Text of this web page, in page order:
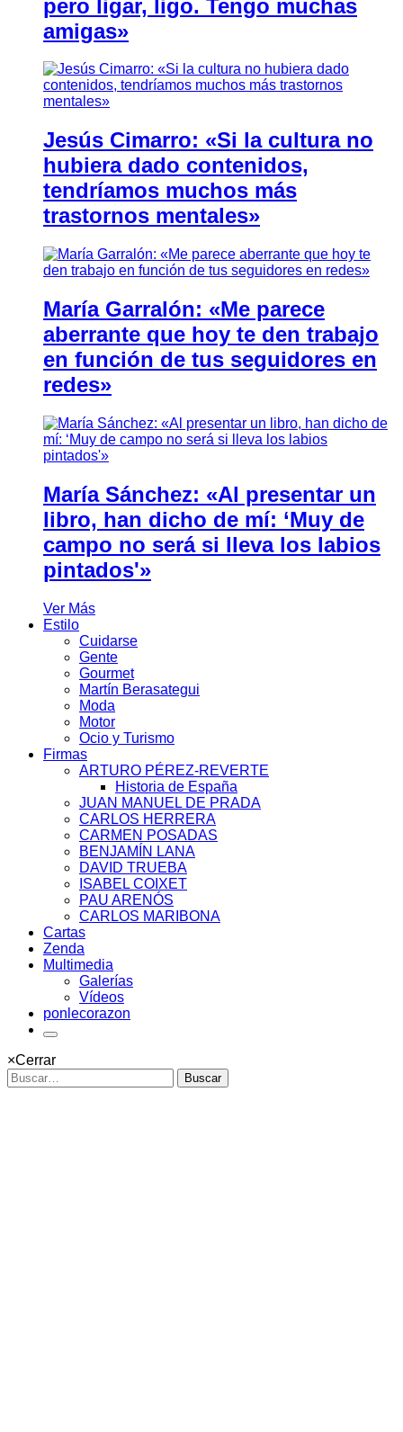
pero ligar, ligo. Tengo muchas
amigas»
Jesús Cimarro: «Si la cultura no
hubiera dado contenidos,
tendríamos muchos más
trastornos mentales»
María Garralón: «Me parece
aberrante que hoy te den trabajo
en función de tus seguidores en
redes»
María Sánchez: «Al presentar un
libro, han dicho de mí: ‘Muy de
campo no será si lleva los labios
pintados'»
Ver Más
Estilo
Cuidarse
Gente
Gourmet
Martín Berasategui
Moda
Motor
Ocio y Turismo
Firmas
ARTURO PÉREZ-REVERTE
Historia de España
JUAN MANUEL DE PRADA
CARLOS HERRERA
CARMEN POSADAS
BENJAMÍN LANA
DAVID TRUEBA
ISABEL COIXET
PAU ARENÓS
CARLOS MARIBONA
Cartas
Zenda
Multimedia
Galerías
Vídeos
ponlecorazon
×Cerrar
Buscar